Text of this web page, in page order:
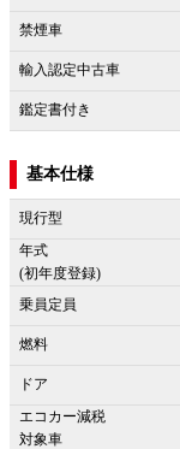
禁煙車
輸入認定中古車
鑑定書付き
基本仕様
現行型
年式
(初年度登録)
乗員定員
燃料
ドア
エコカー減税
対象車